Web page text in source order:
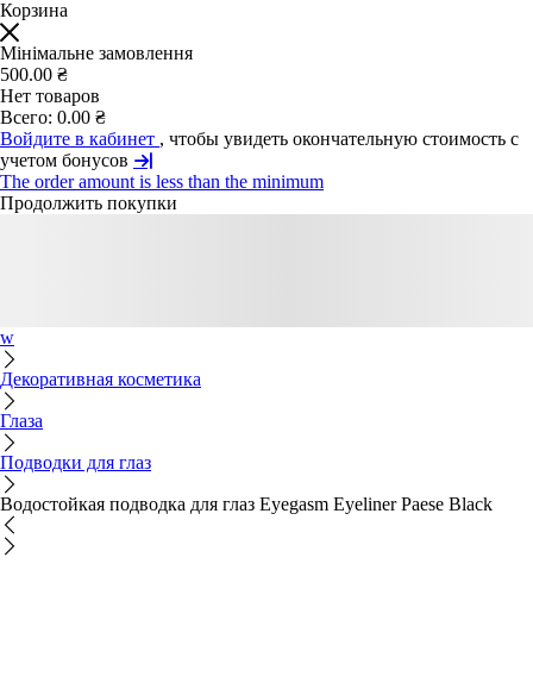
Корзина
Мінімальне замовлення
500.00 ₴
Нет товаров
Всего: 0.00 ₴
Войдите в кабинет , чтобы увидеть окончательную стоимость с
учетом бонусов
The order amount is less than the minimum
Продолжить покупки
w
Декоративная косметика
Глаза
Подводки для глаз
Водостойкая подводка для глаз Eyegasm Eyeliner Paese Black